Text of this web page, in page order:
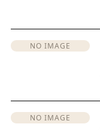
NO IMAGE
NO IMAGE